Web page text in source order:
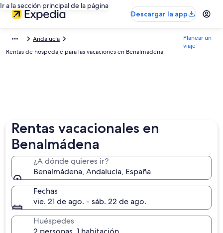
Ir a la sección principal de la página
Descargar la app
Andalucía
Rentas de hospedaje para las vacaciones en Benalmádena
Planear un
viaje
Rentas vacacionales en
Benalmádena
¿A dónde quieres ir?
Benalmádena, Andalucía, España
Fechas
vie. 21 de ago. - sáb. 22 de ago.
Huéspedes